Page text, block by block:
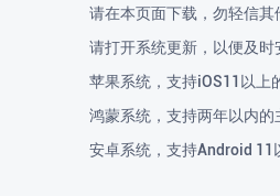
请在本页面下载，勿轻信其
请打开系统更新，以便及时
苹果系统，支持iOS11以上
鸿蒙系统，支持两年以内
安卓系统，支持Android 11